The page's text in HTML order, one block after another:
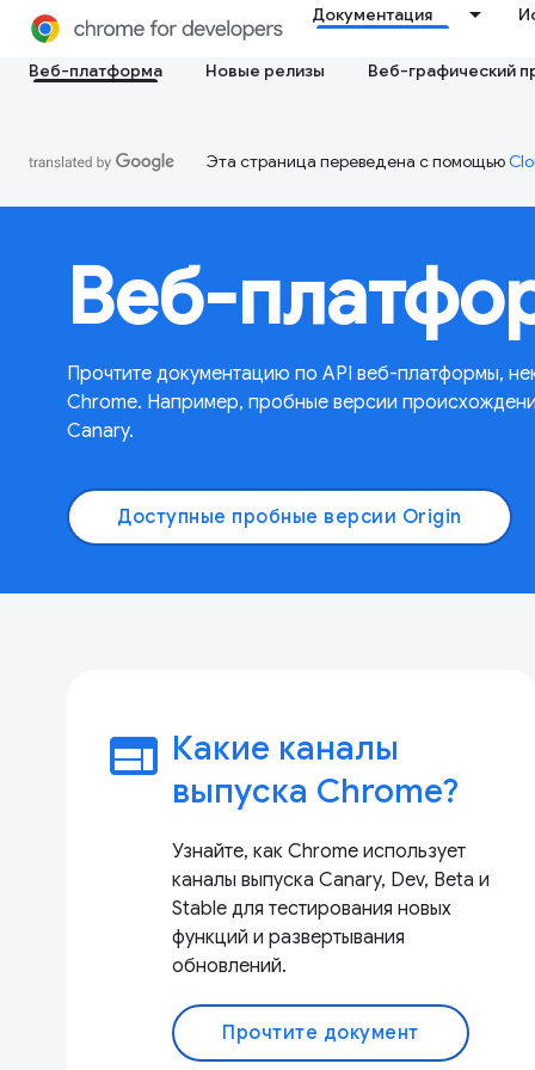
Документация
Веб-платформа
Новые релизы Веб-графический
Эта страница переведена с помощью
Веб-
Прочтите документацию по API веб-платформы,
Chrome. Например, пробные версии
Canary.
Доступные пробные версии Origin
web Какие каналы
выпуска Chrome?
Узнайте, как Chrome использует
каналы выпуска Canary, Dev, Beta и
Stable для тестирования новых
функций и развертывания
обновлений.
Прочтите документ